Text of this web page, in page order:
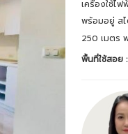
เครื่องใช้ไ
พร้อมอยู่ ส
250 เมตร
พื้นที่ใช้สอย :